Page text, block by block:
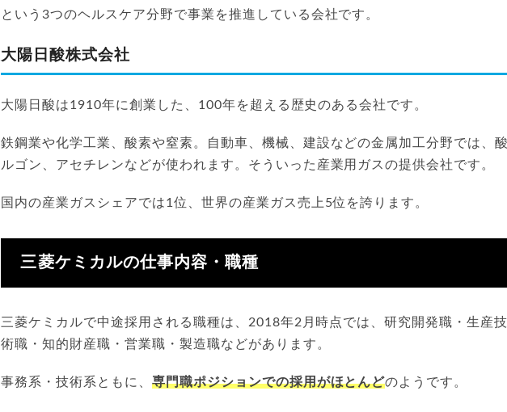
という3つのヘルスケア分野で事業を推進している会社です。
大陽日酸株式会社
大陽日酸は1910年に創業した、100年を超える歴史のある会社です。
鉄鋼業や化学工業、酸素や窒素。自動車、機械、建設などの金属加工分野では、
ルゴン、アセチレンなどが使われます。そういった産業用ガスの提供会社です。
国内の産業ガスシェアでは1位、世界の産業ガス売上5位を誇ります。
三菱ケミカルの仕事内容・職種
三菱ケミカルで中途採用される職種は、2018年2月時点では、研究開発職・生産
術職・知的財産職・営業職・製造職などがあります。
事務系・技術系ともに、専門職ポジションでの採用がほとんどのようです。